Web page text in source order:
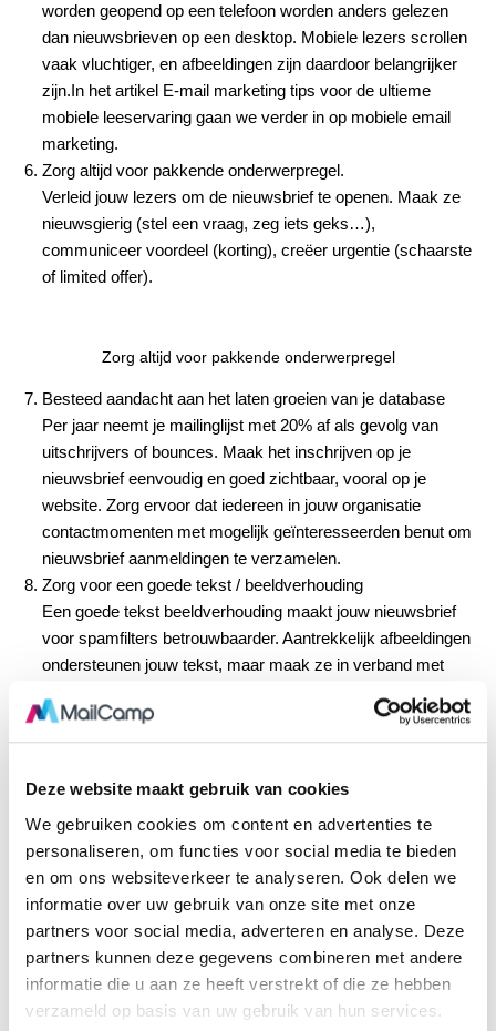
Deze website maakt gebruik van cookies
We gebruiken cookies om content en advertenties te
personaliseren, om functies voor social media te bieden
en om ons websiteverkeer te analyseren. Ook delen we
informatie over uw gebruik van onze site met onze
partners voor social media, adverteren en analyse. Deze
partners kunnen deze gegevens combineren met andere
informatie die u aan ze heeft verstrekt of die ze hebben
verzameld op basis van uw gebruik van hun services.
worden geopend op een telefoon worden anders gelezen
dan nieuwsbrieven op een desktop. Mobiele lezers scrollen
vaak vluchtiger, en afbeeldingen zijn daardoor belangrijker
zijn.In het artikel E-mail marketing tips voor de ultieme
mobiele leeservaring gaan we verder in op mobiele email
marketing.
Zorg altijd voor pakkende onderwerpregel.
Verleid jouw lezers om de nieuwsbrief te openen. Maak ze
nieuwsgierig (stel een vraag, zeg iets geks…),
communiceer voordeel (korting), creëer urgentie (schaarste
of limited offer).
Zorg altijd voor pakkende onderwerpregel
Besteed aandacht aan het laten groeien van je database
Per jaar neemt je mailinglijst met 20% af als gevolg van
uitschrijvers of bounces. Maak het inschrijven op je
nieuwsbrief eenvoudig en goed zichtbaar, vooral op je
website. Zorg ervoor dat iedereen in jouw organisatie
contactmomenten met mogelijk geïnteresseerden benut om
nieuwsbrief aanmeldingen te verzamelen.
Zorg voor een goede tekst / beeldverhouding
Een goede tekst beeldverhouding maakt jouw nieuwsbrief
voor spamfilters betrouwbaarder. Aantrekkelijk afbeeldingen
ondersteunen jouw tekst, maar maak ze in verband met
immers ook niet veel breder). Vergeet het idee van de
nieuwsbrief die één grote afbeelding is. Spamfilters zullen
kunnen controleren.
Houd je nieuwsbrief overzichtelijk
Keep it short & simple. Zorg voor pakkende titels, korte en
overzichtelijke inhoud en duidelijk call to action buttons.
Jouw mobiele lezers willen inhoud ‘on the go’ snel tot zich
kunnen nemen. Mensen willen van nature niets missen en
zullen daarom je nieuwsbrief snel willen screenen. Tijdsdruk
en onderweg lezen echter, maken de aandachtsboog
beperkt. Kom ze tegemoet in deze behoefte.